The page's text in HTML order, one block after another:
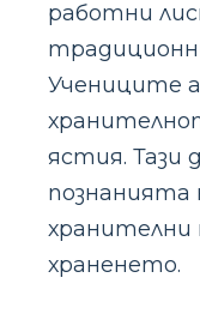
работни
Учениците
ястия. Тази
познанията
хранителни
храненето.